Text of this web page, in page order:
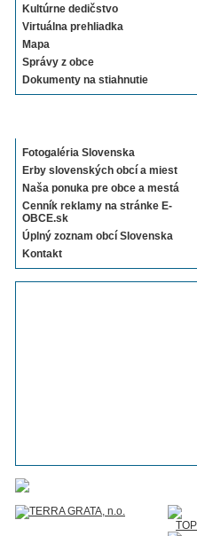
Kultúrne dedičstvo
Virtuálna prehliadka
Mapa
Správy z obce
Dokumenty na stiahnutie
Fotogaléria Slovenska
Erby slovenských obcí a miest
Naša ponuka pre obce a mestá
Cenník reklamy na stránke E-
OBCE.sk
Úplný zoznam obcí Slovenska
Kontakt